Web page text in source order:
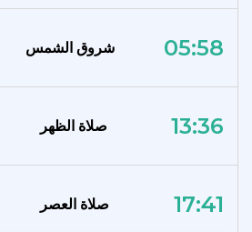
شروق الشمس 05:58
صلاة الظهر 13:36
صلاة العصر 17:41